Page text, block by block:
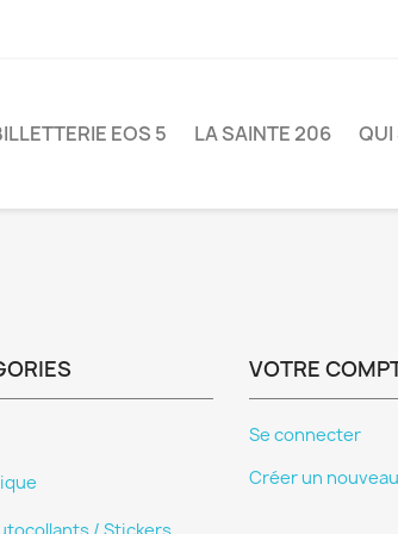
EOS 5 LA SAINTE 206 QUI
VOTRE
Se connecter
Créer un